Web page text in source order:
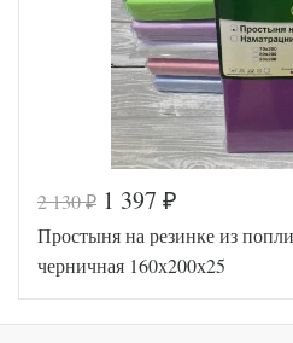
Код товара
516-677
Артикул
AL460704
8010693
Ткань
Поплин
160х200
(на
2 130₽ 1 397 ₽
Простыня на резинке из
черничная 160х200х25